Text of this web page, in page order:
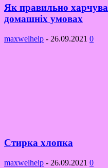
Як правильно
домашніх умовах
maxwelhelp - 26.09.2021 0
Стирка хлопка
maxwelhelp - 26.09.2021 0